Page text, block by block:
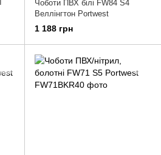
Чоботи ПВХ білі FW84 S4
Веллінгтон Portwest
1 188 грн